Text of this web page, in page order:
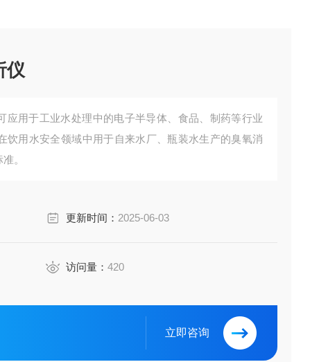
仪
应用于工业水处理中的电子半导体、食品、制药等行业
饮用水安全领域中用于自来水厂、瓶装水生产的臭氧消
。
更新时间： 2025-06-03
访问量： 420
立即咨询